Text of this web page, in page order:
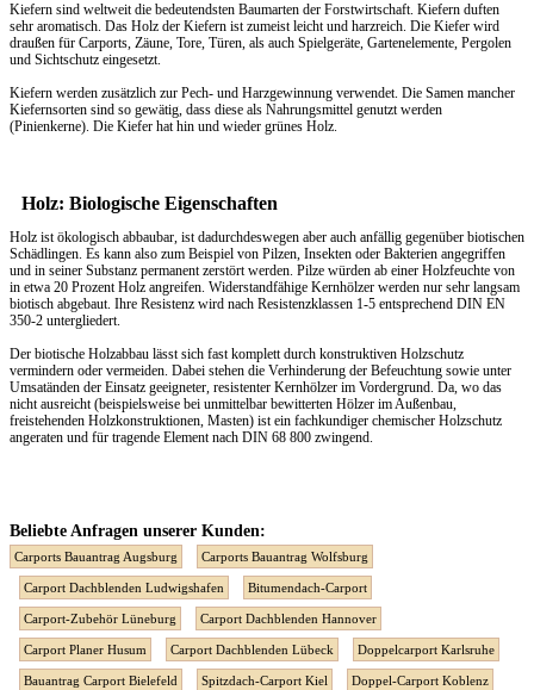
Kiefern sind weltweit die bedeutendsten Baumarten der Forstwirtschaft. Kiefern duften
sehr aromatisch. Das Holz der Kiefern ist zumeist leicht und harzreich. Die Kiefer wird
draußen für Carports, Zäune, Tore, Türen, als auch Spielgeräte, Gartenelemente, Pergolen
und Sichtschutz eingesetzt.
Kiefern werden zusätzlich zur Pech- und Harzgewinnung verwendet. Die Samen mancher
Kiefernsorten sind so gewätig, dass diese als Nahrungsmittel genutzt werden
(Pinienkerne). Die Kiefer hat hin und wieder grünes Holz.
Holz: Biologische Eigenschaften
Holz ist ökologisch abbaubar, ist dadurchdeswegen aber auch anfällig gegenüber biotischen
Schädlingen. Es kann also zum Beispiel von Pilzen, Insekten oder Bakterien angegriffen
und in seiner Substanz permanent zerstört werden. Pilze würden ab einer Holzfeuchte von
in etwa 20 Prozent Holz angreifen. Widerstandfähige Kernhölzer werden nur sehr langsam
biotisch abgebaut. Ihre Resistenz wird nach Resistenzklassen 1-5 entsprechend DIN EN
350-2 untergliedert.
Der biotische Holzabbau lässt sich fast komplett durch konstruktiven Holzschutz
vermindern oder vermeiden. Dabei stehen die Verhinderung der Befeuchtung sowie unter
Umsatänden der Einsatz geeigneter, resistenter Kernhölzer im Vordergrund. Da, wo das
nicht ausreicht (beispielsweise bei unmittelbar bewitterten Hölzer im Außenbau,
freistehenden Holzkonstruktionen, Masten) ist ein fachkundiger chemischer Holzschutz
angeraten und für tragende Element nach DIN 68 800 zwingend.
Beliebte Anfragen unserer Kunden:
Carports Bauantrag Augsburg Carports Bauantrag Wolfsburg
Carport Dachblenden Ludwigshafen Bitumendach-Carport
Carport-Zubehör Lüneburg Carport Dachblenden Hannover
Carport Planer Husum Carport Dachblenden Lübeck Doppelcarport Karlsruhe
Bauantrag Carport Bielefeld Spitzdach-Carport Kiel Doppel-Carport Koblenz